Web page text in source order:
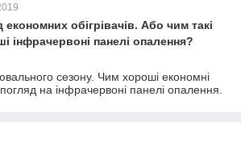
економних обігрівачів. Або чим такі
інфрачервоні панелі опалення?
сезону. Чим хороші економні
на інфрачервоні панелі опалення.